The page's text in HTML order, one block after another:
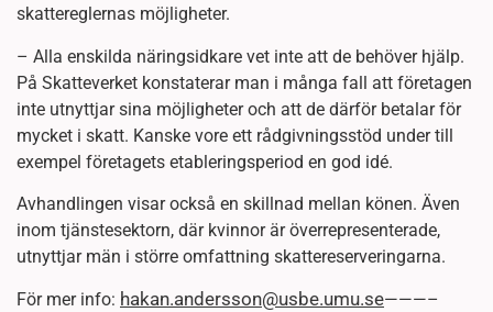
skattereglernas möjligheter.
– Alla enskilda näringsidkare vet inte att de behöver hjälp.
På Skatteverket konstaterar man i många fall att företagen
inte utnyttjar sina möjligheter och att de därför betalar för
mycket i skatt. Kanske vore ett rådgivningsstöd under till
exempel företagets etableringsperiod en god idé.
Avhandlingen visar också en skillnad mellan könen. Även
inom tjänstesektorn, där kvinnor är överrepresenterade,
utnyttjar män i större omfattning skattereserveringarna.
För mer info: hakan.andersson@usbe.umu.se———–